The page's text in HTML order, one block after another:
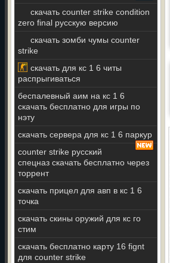
скачать counter strike condition
zero final русскую версию
скачать зомби чумы counter
strike
скачать для кс 1 6 читы
распрыгиваться
беспалевный аим на кс 1 6
скачать бесплатно для игры по
нэту
скачать сервера для кс 1 6 паркур
counter strike русский
спецназ скачать бесплатно через
торрент
скачать прицел для авп в кс 1 6
точка
скачать скины оружий для кс го
стим
скачать бесплатно карту 16 fignt
для counter strike